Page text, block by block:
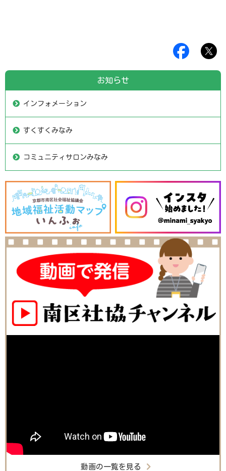
お知らせ
インフォメーション
すくすくみなみ
コミュニティサロンみなみ
動画の一覧を見る